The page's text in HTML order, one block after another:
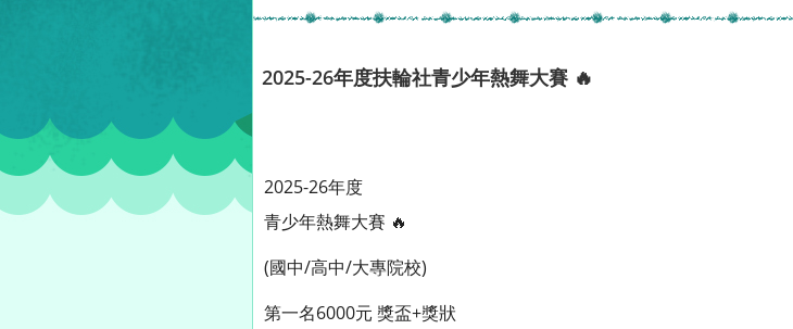
2025-26年度扶輪社青少年熱舞大賽 🔥
2025-26年度
青少年熱舞大賽 🔥
(國中/高中/大專院校)
第一名6000元 獎盃+獎狀